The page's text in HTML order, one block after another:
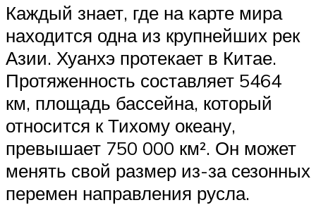
Каждый знает, где на карте мира
находится одна из крупнейших рек
Азии. Хуанхэ протекает в Китае.
Протяженность составляет 5464
км, площадь бассейна, который
относится к Тихому океану,
превышает 750 000 км². Он может
менять свой размер из-за сезонных
перемен направления русла.